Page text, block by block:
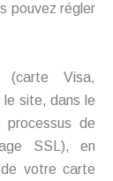
pouvez régler
Visa,
le site, dans le
de
SSL), en
votre carte